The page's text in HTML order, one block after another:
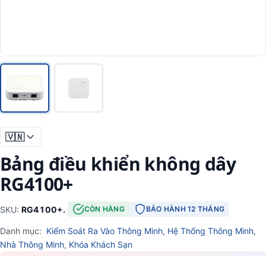
🇻🇳
Bảng điều khiển không dây
RG4100+
SKU: RG4100+.· CÒN HÀNG BẢO HÀNH 12 THÁNG
Danh mục: Kiểm Soát Ra Vào Thông Minh, Hệ Thống Thông Minh,
Nhà Thông Minh, Khóa Khách Sạn